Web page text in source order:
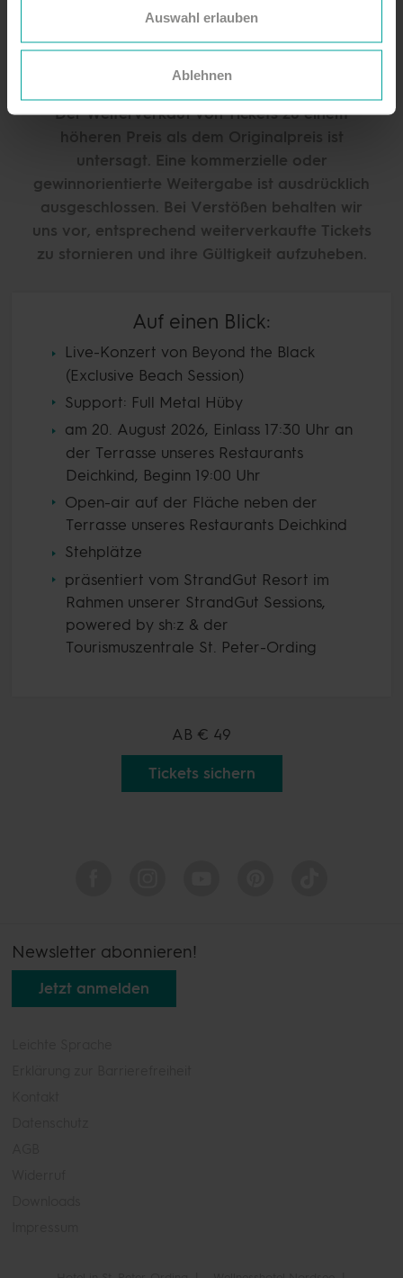
Auswahl erlauben
Ablehnen
Metal-Hymnen, emotionalen Balladen und
einem exklusiven Live-Setup verspricht Beyond
The Black ein unvergessliches Konzerterlebnis.
Der Weiterverkauf von Tickets zu einem
höheren Preis als dem Originalpreis ist
untersagt. Eine kommerzielle oder
gewinnorientierte Weitergabe ist ausdrücklich
ausgeschlossen. Bei Verstößen behalten wir
uns vor, entsprechend weiterverkaufte Tickets
zu stornieren und ihre Gültigkeit aufzuheben.
Auf einen Blick:
Live-Konzert von Beyond the Black
(Exclusive Beach Session)
Support: Full Metal Hüby
am 20. August 2026, Einlass 17:30 Uhr an
der Terrasse unseres Restaurants
Deichkind, Beginn 19:00 Uhr
Open-air auf der Fläche neben der
Terrasse unseres Restaurants Deichkind
Stehplätze
präsentiert vom StrandGut Resort im
Rahmen unserer StrandGut Sessions,
powered by sh:z & der
Tourismuszentrale St. Peter-Ording
AB € 49
Tickets sichern
Newsletter abonnieren!
Jetzt anmelden